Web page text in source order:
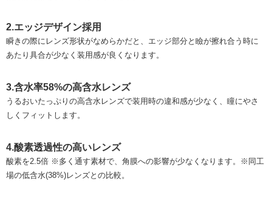
2.エッジデザイン採用
瞬きの際にレンズ形状がなめらかだと、エッジ部分と瞼が擦れ合う時に
あたり具合が少なく装用感が良くなります。
3.含水率58%の高含水レンズ
うるおいたっぷりの高含水レンズで装用時の違和感が少なく、瞳にやさ
しくフィットします。
4.酸素透過性の高いレンズ
酸素を2.5倍 ※多く通す素材で、角膜への影響が少なくなります。※同工
場の低含水(38%)レンズとの比較。